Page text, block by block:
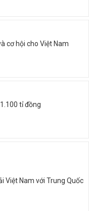
cơ hội cho Việt Nam
tỉ đồng
Việt Nam với Trung Quốc